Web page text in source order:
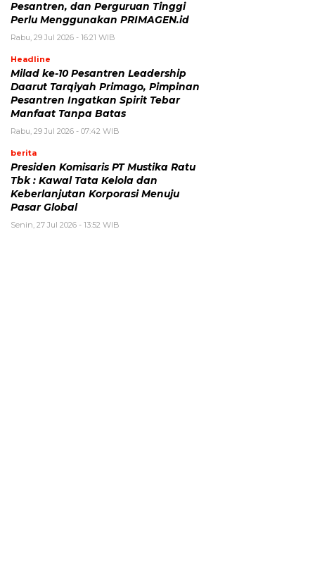
Pesantren, dan Perguruan Tinggi
Perlu Menggunakan PRIMAGEN.id
Rabu, 29 Jul 2026 - 16:21 WIB
Headline
Milad ke-10 Pesantren Leadership
Daarut Tarqiyah Primago, Pimpinan
Pesantren Ingatkan Spirit Tebar
Manfaat Tanpa Batas
Rabu, 29 Jul 2026 - 07:42 WIB
berita
Presiden Komisaris PT Mustika Ratu
Tbk : Kawal Tata Kelola dan
Keberlanjutan Korporasi Menuju
Pasar Global
Senin, 27 Jul 2026 - 13:52 WIB